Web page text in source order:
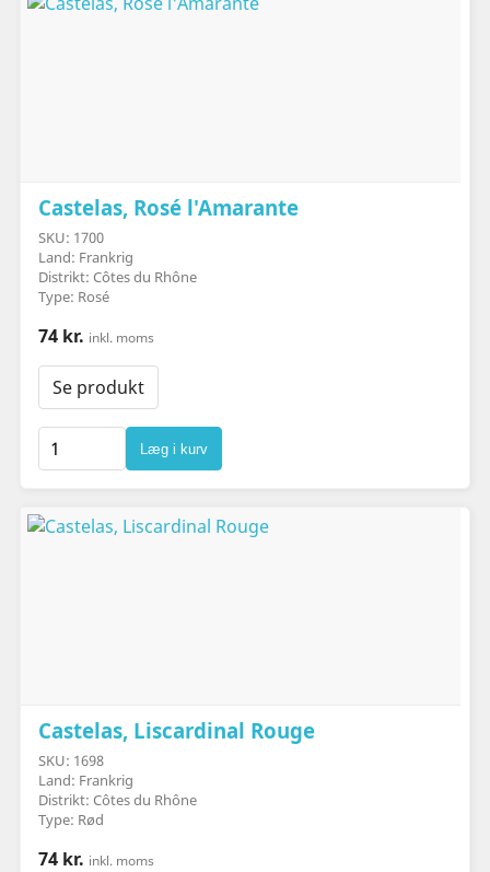
Castelas, Rosé l'Amarante
SKU: 1700
Land: Frankrig
Distrikt: Côtes du Rhône
Type: Rosé
74 kr. inkl. moms
Se produkt
Læg i kurv
Castelas, Liscardinal Rouge
SKU: 1698
Land: Frankrig
Distrikt: Côtes du Rhône
Type: Rød
74 kr. inkl. moms